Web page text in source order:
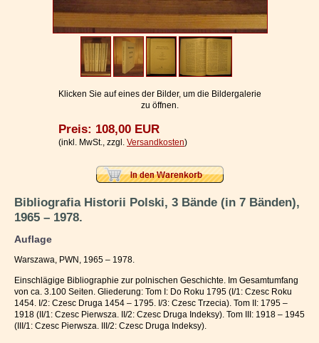
Datenschutzerklärung
Impressum / Kontakt
Vertrag widerrufen
Ihr WarenkorbKlicken Sie auf eines der Bilder, um die Bildergalerie
zu öffnen.
Preis: 108,00 EUR
(inkl. MwSt., zzgl. Versandkosten)
Bibliografia Historii Polski, 3 Bände (in 7 Bänden),
1965 – 1978.
Auflage
Warszawa, PWN, 1965 – 1978.
Einschlägige Bibliographie zur polnischen Geschichte. Im Gesamtumfang
von ca. 3.100 Seiten. Gliederung: Tom I: Do Roku 1795 (I/1: Czesc Roku
1454. I/2: Czesc Druga 1454 – 1795. I/3: Czesc Trzecia). Tom II: 1795 –
1918 (II/1: Czesc Pierwsza. II/2: Czesc Druga Indeksy). Tom III: 1918 – 1945
(III/1: Czesc Pierwsza. III/2: Czesc Druga Indeksy).